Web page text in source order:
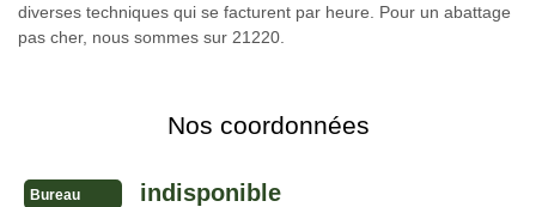
diverses techniques qui se facturent par heure. Pour un abattage
pas cher, nous sommes sur 21220.
Nos coordonnées
Bureau indisponible